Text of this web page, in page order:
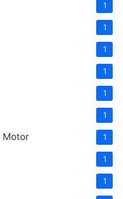
1
1
1
1
1
1
Motor 1
1
1